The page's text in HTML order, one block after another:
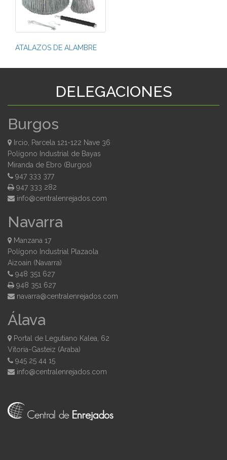
ATALAZOS DE ALAMBRE
DELEGACIONES
Burgos
Ircio, Parcela 121-122 Nave 36
Polígono Industrial de Bayas
Miranda de Ebro (Burgos)
947 333 377
947 333 282
moc.sodajernelartnec@ofni
Navarra
Manzana 17
Polígono Industrial Plazaola
Aizoain (Navarra)
948 351 627
948 351 627
moc.sodajernelartnec@arravan
Álava
Portal de Legutiano Kalea, 62
Vitoria-Gasteiz (Araba)
945 25 44 15
moc.sodajernelartnec@ofni